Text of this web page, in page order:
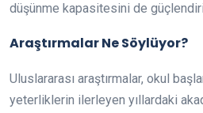
düşünme kapasitesini de
Araştırmalar Ne Söylüyor?
Uluslararası araştırmalar, okul
yeterliklerin ilerleyen yıllardaki